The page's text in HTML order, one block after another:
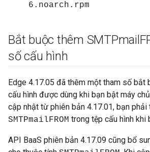
6.noarch.rpm
Bắt buộc thêm SMTPmail
số cấu hình
Edge 4.17.05 đã thêm một tham số bắt
cấu hình được dùng khi bạn bật máy
cập nhật từ phiên bản 4.17.01, bạn phải
SMTPmailFROM trong tệp cấu hình khi
API BaaS phiên bản 4.17.09 cũng bổ